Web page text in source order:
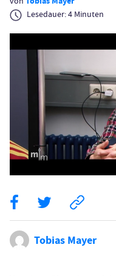
Lesedauer:4 Minuten
Tobias Mayer